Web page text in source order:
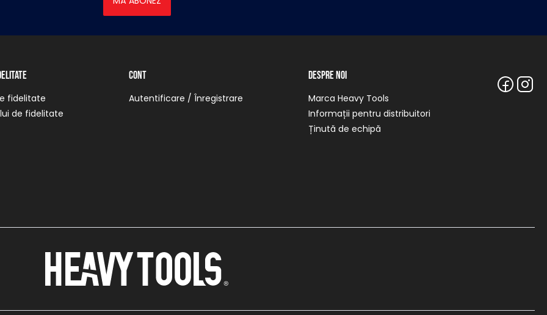
fidelitate
de fidelitate
Cont
Autentificare / Înregistrare
Despre noi
Marca Heavy Tools
Informații pentru distribuitori
Ținută de echipă